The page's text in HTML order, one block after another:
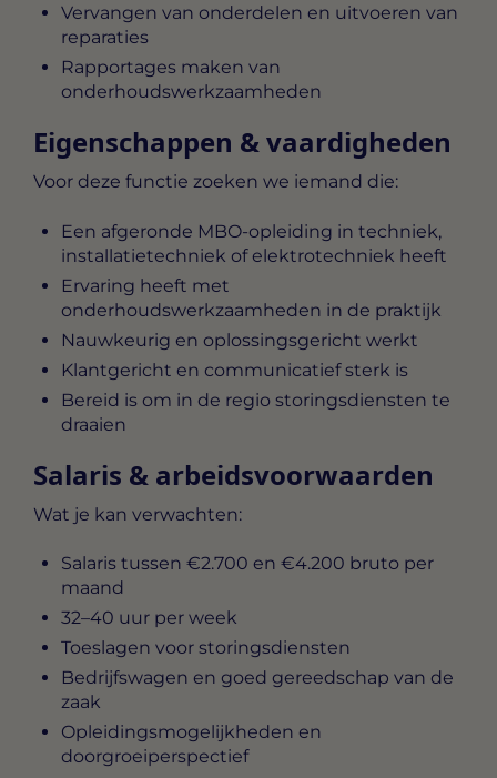
Vervangen van onderdelen en uitvoeren van
reparaties
Rapportages maken van
onderhoudswerkzaamheden
Eigenschappen & vaardigheden
Voor deze functie zoeken we iemand die:
Een afgeronde MBO-opleiding in techniek,
installatietechniek of elektrotechniek heeft
Ervaring heeft met
onderhoudswerkzaamheden in de praktijk
Nauwkeurig en oplossingsgericht werkt
Klantgericht en communicatief sterk is
Bereid is om in de regio storingsdiensten te
draaien
Salaris & arbeidsvoorwaarden
Wat je kan verwachten:
Salaris tussen €2.700 en €4.200 bruto per
maand
32–40 uur per week
Toeslagen voor storingsdiensten
Bedrijfswagen en goed gereedschap van de
zaak
Opleidingsmogelijkheden en
doorgroeiperspectief